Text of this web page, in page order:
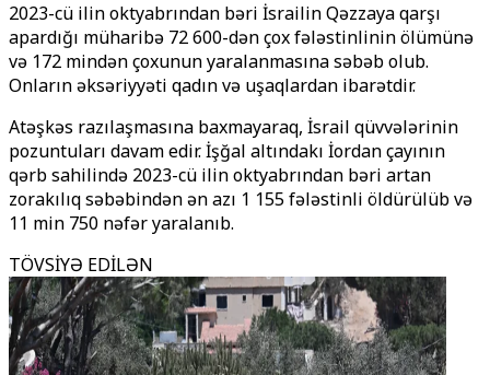
2023-cü ilin oktyabrından bəri İsrailin Qəzzaya qarşı
apardığı müharibə 72 600-dən çox fələstinlinin ölümünə
və 172 mindən çoxunun yaralanmasına səbəb olub.
Onların əksəriyyəti qadın və uşaqlardan ibarətdir.
Atəşkəs razılaşmasına baxmayaraq, İsrail qüvvələrinin
pozuntuları davam edir. İşğal altındakı İordan çayının
qərb sahilində 2023-cü ilin oktyabrından bəri artan
zorakılıq səbəbindən ən azı 1 155 fələstinli öldürülüb və
11 min 750 nəfər yaralanıb.
TÖVSİYƏ EDİLƏN